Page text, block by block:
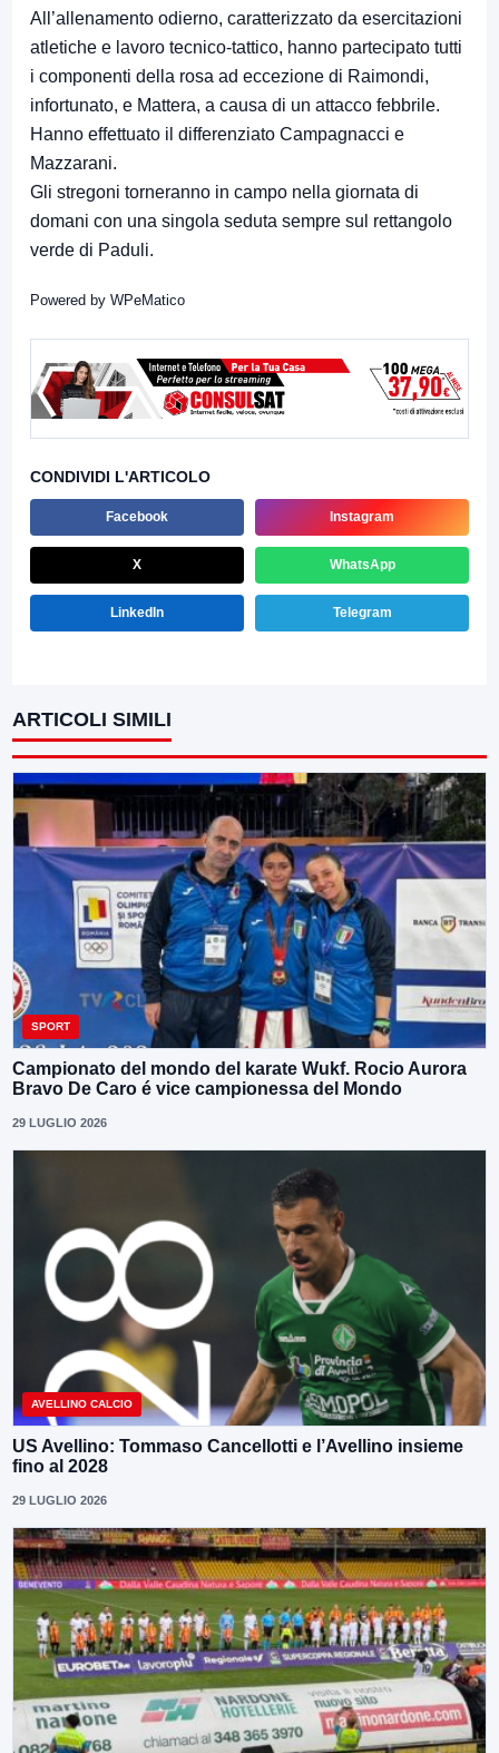
All’allenamento odierno, caratterizzato da esercitazioni
atletiche e lavoro tecnico-tattico, hanno partecipato tutti
i componenti della rosa ad eccezione di Raimondi,
infortunato, e Mattera, a causa di un attacco febbrile.
Hanno effettuato il differenziato Campagnacci e
Mazzarani.
Gli stregoni torneranno in campo nella giornata di
domani con una singola seduta sempre sul rettangolo
verde di Paduli.
Powered by WPeMatico
CONDIVIDI L'ARTICOLO
Facebook Instagram
X WhatsApp
LinkedIn Telegram
ARTICOLI SIMILI
SPORT
Campionato del mondo del karate Wukf. Rocio Aurora
Bravo De Caro é vice campionessa del Mondo
29 LUGLIO 2026
AVELLINO CALCIO
US Avellino: Tommaso Cancellotti e l’Avellino insieme
fino al 2028
29 LUGLIO 2026